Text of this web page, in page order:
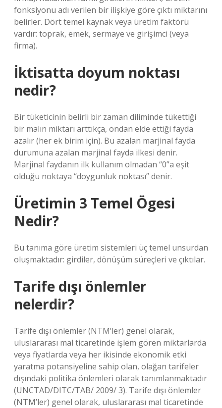
fonksiyonu adı verilen bir ilişkiye göre çıktı miktarını
belirler. Dört temel kaynak veya üretim faktörü
vardır: toprak, emek, sermaye ve girişimci (veya
firma).
İktisatta doyum noktası
nedir?
Bir tüketicinin belirli bir zaman diliminde tükettiği
bir malın miktarı arttıkça, ondan elde ettiği fayda
azalır (her ek birim için). Bu azalan marjinal fayda
durumuna azalan marjinal fayda ilkesi denir.
Marjinal faydanın ilk kullanım olmadan “0”a eşit
olduğu noktaya “doygunluk noktası” denir.
Üretimin 3 Temel Ögesi
Nedir?
Bu tanıma göre üretim sistemleri üç temel unsurdan
oluşmaktadır: girdiler, dönüşüm süreçleri ve çıktılar.
Tarife dışı önlemler
nelerdir?
Tarife dışı önlemler (NTM’ler) genel olarak,
uluslararası mal ticaretinde işlem gören miktarlarda
veya fiyatlarda veya her ikisinde ekonomik etki
yaratma potansiyeline sahip olan, olağan tarifeler
dışındaki politika önlemleri olarak tanımlanmaktadır
(UNCTAD/DITC/TAB/ 2009/ 3). Tarife dışı önlemler
(NTM’ler) genel olarak, uluslararası mal ticaretinde